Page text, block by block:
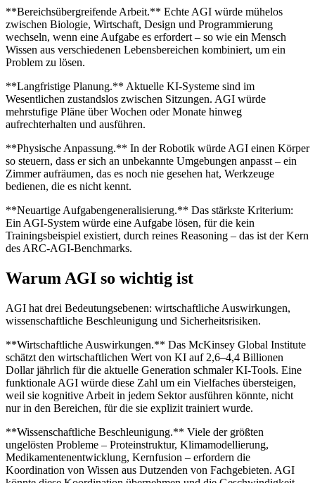
**Bereichsübergreifende Arbeit.** Echte AGI würde mühelos
zwischen Biologie, Wirtschaft, Design und Programmierung
wechseln, wenn eine Aufgabe es erfordert – so wie ein Mensch
Wissen aus verschiedenen Lebensbereichen kombiniert, um ein
Problem zu lösen.
**Langfristige Planung.** Aktuelle KI-Systeme sind im
Wesentlichen zustandslos zwischen Sitzungen. AGI würde
mehrstufige Pläne über Wochen oder Monate hinweg
aufrechterhalten und ausführen.
**Physische Anpassung.** In der Robotik würde AGI einen Körper
so steuern, dass er sich an unbekannte Umgebungen anpasst – ein
Zimmer aufräumen, das es noch nie gesehen hat, Werkzeuge
bedienen, die es nicht kennt.
**Neuartige Aufgabengeneralisierung.** Das stärkste Kriterium:
Ein AGI-System würde eine Aufgabe lösen, für die kein
Trainingsbeispiel existiert, durch reines Reasoning – das ist der Kern
des ARC-AGI-Benchmarks.
Warum AGI so wichtig ist
AGI hat drei Bedeutungsebenen: wirtschaftliche Auswirkungen,
wissenschaftliche Beschleunigung und Sicherheitsrisiken.
**Wirtschaftliche Auswirkungen.** Das McKinsey Global Institute
schätzt den wirtschaftlichen Wert von KI auf 2,6–4,4 Billionen
Dollar jährlich für die aktuelle Generation schmaler KI-Tools. Eine
funktionale AGI würde diese Zahl um ein Vielfaches übersteigen,
weil sie kognitive Arbeit in jedem Sektor ausführen könnte, nicht
nur in den Bereichen, für die sie explizit trainiert wurde.
**Wissenschaftliche Beschleunigung.** Viele der größten
ungelösten Probleme – Proteinstruktur, Klimamodellierung,
Medikamentenentwicklung, Kernfusion – erfordern die
Koordination von Wissen aus Dutzenden von Fachgebieten. AGI